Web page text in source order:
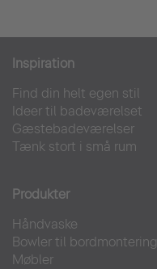
Inspiration
Find din helt egen stil
Ideer til badeværelset
Gæstebadeværelser
Tænk stort i små rum
Produkter
Håndvaske
Bowler til bordmontering
Møbler